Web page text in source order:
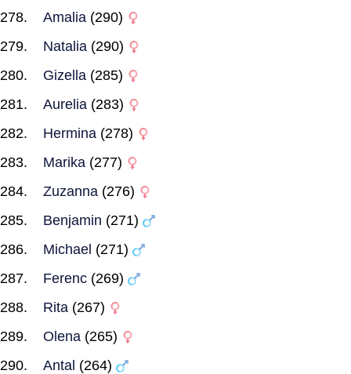
Amalia (290)
Natalia (290)
Gizella (285)
Aurelia (283)
Hermina (278)
Marika (277)
Zuzanna (276)
Benjamin (271)
Michael (271)
Ferenc (269)
Rita (267)
Olena (265)
Antal (264)